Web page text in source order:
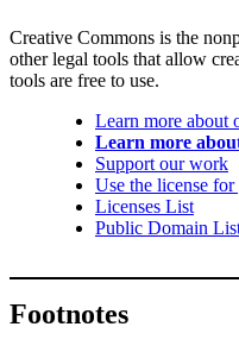
Creative Commons is the
other legal tools that allow
tools are free to use.
Learn more about
Learn more
Support our work
Use the license
Licenses List
Public Domain
Footnotes